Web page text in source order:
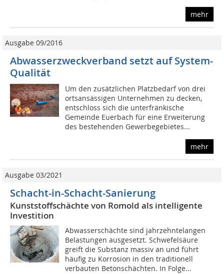
mehr
Ausgabe 09/2016
Abwasserzweckverband setzt auf System-
Qualität
Um den zusätzlichen Platzbedarf von drei
ortsansässigen Unternehmen zu decken,
entschloss sich die unterfränkische
Gemeinde Euerbach für eine Erweiterung
des bestehenden Gewerbegebietes...
mehr
Ausgabe 03/2021
Schacht-in-Schacht-Sanierung
Kunststoffschächte von Romold als intelligente
Investition
Abwasserschächte sind jahrzehntelangen
Belastungen ausgesetzt. Schwefelsäure
greift die Substanz massiv an und führt
häufig zu Korrosion in den traditionell
verbauten Betonschächten. In Folge...